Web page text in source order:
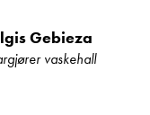
Gebieza
vaskehall